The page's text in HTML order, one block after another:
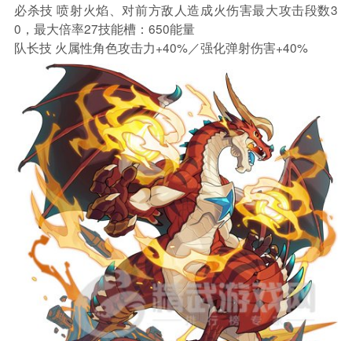
必杀技 喷射火焰、对前方敌人造成火伤害最大攻击段数3
0，最大倍率27技能槽：650能量
队长技 火属性角色攻击力+40%／强化弹射伤害+40%